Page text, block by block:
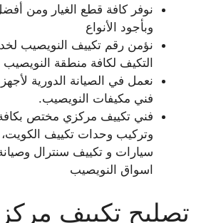
نوفر كافة قطع الغيار ومن
وبأجود الأنواع
نؤمن رقم تكييف النويصيب
التكيف لكافة منطقة النويصيب
نعمل في الصيانة الدورية
فني مكيفات النويصيب.
فني تكييف مركزي مختص بكافة
وتركيب وحدات تكييف
سيارات و تكييف سنترال
اسواق النويصيب
تصليح تكييف